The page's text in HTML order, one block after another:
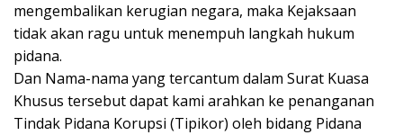
mengembalikan kerugian negara, maka Kejaksaan
tidak akan ragu untuk menempuh langkah hukum
pidana.
Dan Nama-nama yang tercantum dalam Surat Kuasa
Khusus tersebut dapat kami arahkan ke penanganan
Tindak Pidana Korupsi (Tipikor) oleh bidang Pidana